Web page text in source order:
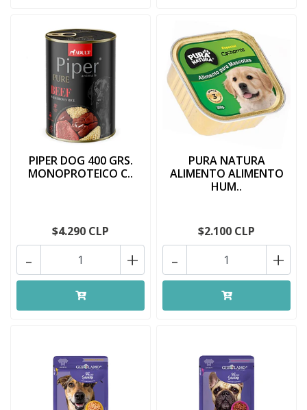
PIPER DOG 400 GRS.
MONOPROTEICO C..
$4.290 CLP
+
-
PURA NATURA
ALIMENTO ALIMENTO
HUM..
$2.100 CLP
+
-